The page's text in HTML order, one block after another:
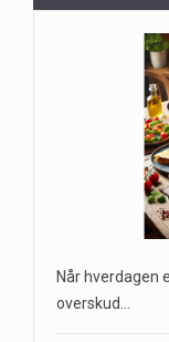
Når hverdagen
overskud…